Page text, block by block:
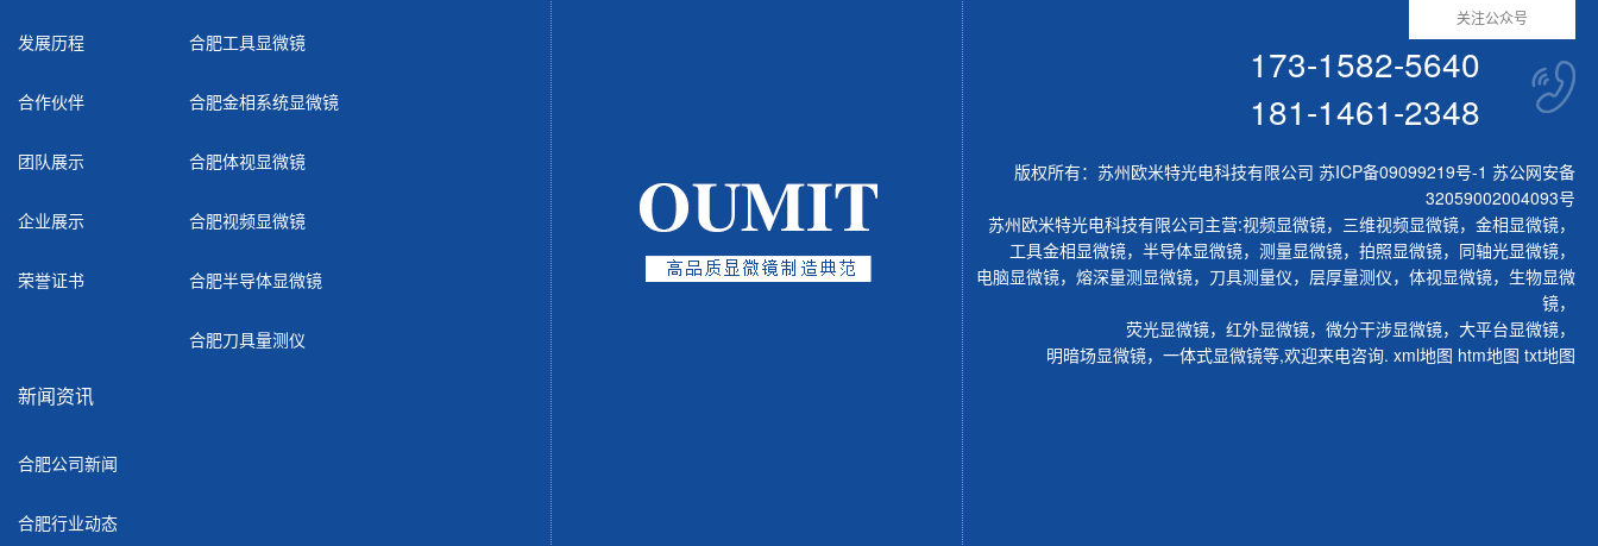
发展历程
合作伙伴
团队展示
企业展示
荣誉证书
合肥工具显微镜
合肥金相系统显微镜
合肥体视显微镜
合肥视频显微镜
合肥半导体显微镜
合肥刀具量测仪
新闻资讯
合肥公司新闻
合肥行业动态
关注公众号
173-1582-5640
181-1461-2348
版权所有：苏州欧米特光电科技有限公司 苏ICP备09099219号-1 苏公网安备
32059002004093号
苏州欧米特光电科技有限公司主营:视频显微镜， 三维视频显微镜， 金相显微镜，
工具金相显微镜， 半导体显微镜， 测量显微镜， 拍照显微镜， 同轴光显微镜，
电脑显微镜， 熔深量测显微镜， 刀具测量仪， 层厚量测仪， 体视显微镜， 生物显微
镜，
荧光显微镜， 红外显微镜， 微分干涉显微镜， 大平台显微镜，
明暗场显微镜， 一体式显微镜等,欢迎来电咨询. xml地图 htm地图 txt地图